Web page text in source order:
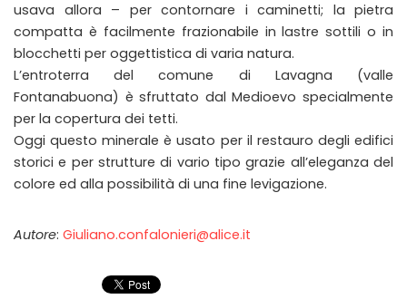
usava allora – per contornare i caminetti; la pietra
compatta è facilmente frazionabile in lastre sottili o in
blocchetti per oggettistica di varia natura.
L’entroterra del comune di Lavagna (valle
Fontanabuona) è sfruttato dal Medioevo specialmente
per la copertura dei tetti.
Oggi questo minerale è usato per il restauro degli edifici
storici e per strutture di vario tipo grazie all’eleganza del
colore ed alla possibilità di una fine levigazione.
Autore: Giuliano.confalonieri@alice.it